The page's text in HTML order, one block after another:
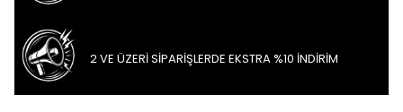
2 VE ÜZERİ SİPARİŞLERDE EKSTRA %10 İNDİRİM